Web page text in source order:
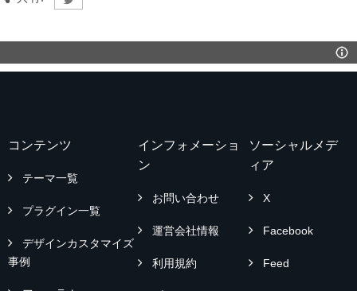
コンテンツ
テーマ一覧
プラグイン一覧
デザインカスタマイズ
事例
インフォメーショ
ン
お問い合わせ
運営会社情報
利用規約
ソーシャルメデ
ィア
X
Facebook
Feed